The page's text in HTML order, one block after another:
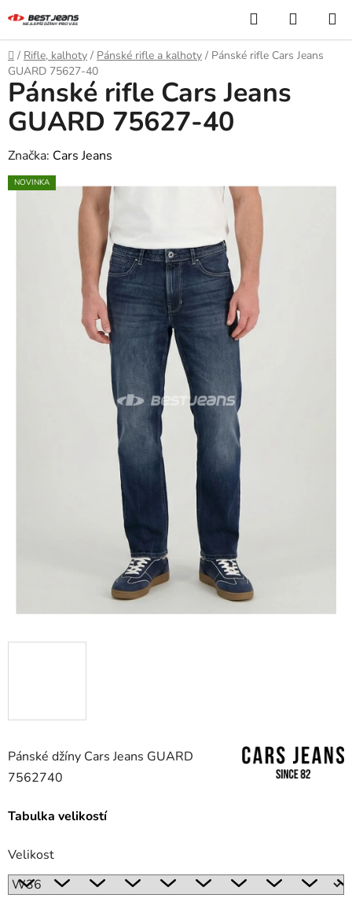
na
obsah
Hledat
KOŠÍK
Domů
/ Rifle, kalhoty / Pánské rifle a kalhoty / Pánské rifle Cars Jeans
GUARD 75627-40
Pánské džíny Cars Jeans GUARD
7562740
Tabulka velikostí
Velikost
Pánské rifle Cars Jeans
GUARD 75627-40
Značka: Cars Jeans
NOVINKA